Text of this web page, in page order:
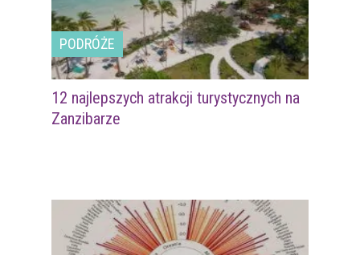
PODRÓŻE
12 najlepszych atrakcji turystycznych na
Zanzibarze